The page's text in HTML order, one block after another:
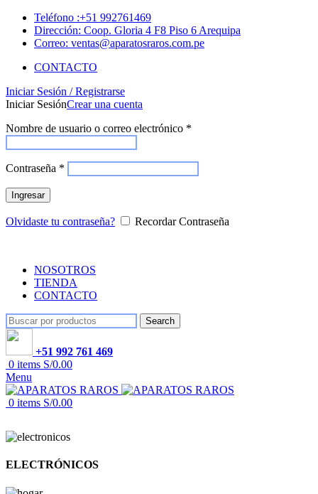
Teléfono :+51 992761469
Dirección: Coop. Gloria 4 F8 Piso 6 Arequipa
Correo: ventas@aparatosraros.com.pe
CONTACTO
Iniciar Sesión / Registrarse
Iniciar SesiónCrear una cuenta
Nombre de usuario o correo electrónico *
Contraseña *
Ingresar
Olvidaste tu contraseña? Recordar Contraseña
NOSOTROS
TIENDA
CONTACTO
Search
+51 992 761 469
0 items S/0.00
Menu
0 items S/0.00
ELECTRÓNICOS